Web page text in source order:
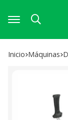
Buscar
Inicio máquinas